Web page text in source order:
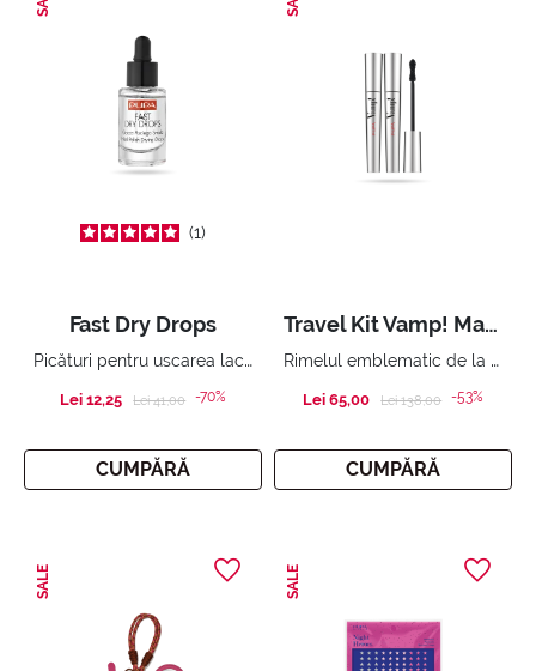
1
Fast Dry Drops
Picături pentru uscarea lacului de unghii. Lac de unghii impecabil cât ai clipi.
Lei 12,25 Price reduced from
Lei 41,00to-70%
CUMPĂRĂ
Travel Kit Vamp! Mascara
Rimelul emblematic de la PUPA, acum într-un set convenibil cu 2 produse.
Lei 65,00 Price reduced from
Lei 138,00to-53%
CUMPĂRĂ
SALE SALE